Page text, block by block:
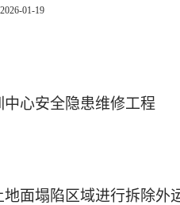
2026-01-19
心安全隐患维修工程
面塌陷区域进行拆除外